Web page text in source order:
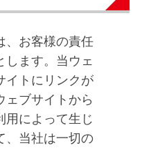
、お客様の責任
します。当ウェ
イトにリンクが
ェブサイトから
用によって生じ
、当社は一切の